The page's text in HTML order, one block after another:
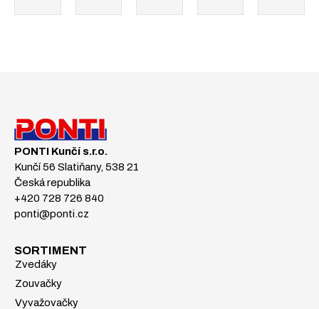
PONTI Kunčí s.r.o.
Kunčí 56 Slatiňany, 538 21
Česká republika
+420 728 726 840
ponti@ponti.cz
SORTIMENT
Zvedáky
Zouvačky
Vyvažovačky